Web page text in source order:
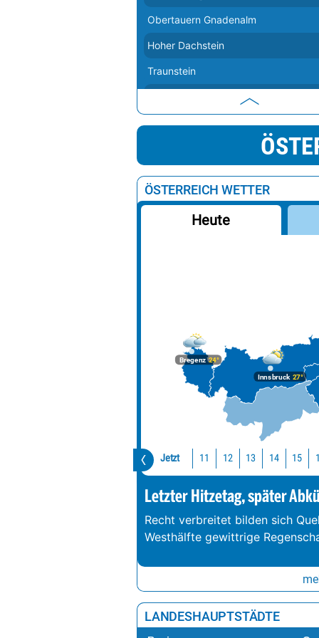
Obertauern Gnadenalm
Hoher Dachstein
Traunstein
Präbichl
Hochkar
Schesaplana
Sattelkarspitze
ÖSTERREICH WETTER
Heute
Bregenz24°
Innsbruck27°
Jetzt 11 12 13 14 15
Letzter Hitzetag, später
Recht verbreitet bilden sich
Westhälfte gewittrige
LANDESHAUPTSTÄDTE